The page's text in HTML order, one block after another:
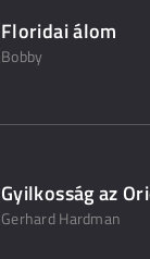
Floridai álom
Bobby
Gyilkosság az
Gerhard Hardman